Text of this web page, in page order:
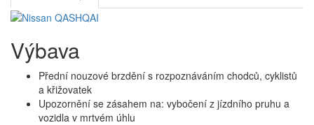
Výbava
Přední nouzové brzdění s rozpoznáváním chodců, cyklistů
a křižovatek
Upozornění se zásahem na: vybočení z jízdního pruhu a
vozidla v mrtvém úhlu